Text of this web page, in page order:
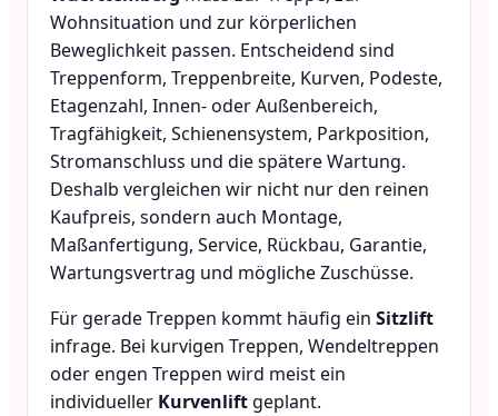
Wohnsituation und zur körperlichen
Beweglichkeit passen. Entscheidend sind
Treppenform, Treppenbreite, Kurven, Podeste,
Etagenzahl, Innen- oder Außenbereich,
Tragfähigkeit, Schienensystem, Parkposition,
Stromanschluss und die spätere Wartung.
Deshalb vergleichen wir nicht nur den reinen
Kaufpreis, sondern auch Montage,
Maßanfertigung, Service, Rückbau, Garantie,
Wartungsvertrag und mögliche Zuschüsse.
Für gerade Treppen kommt häufig ein Sitzlift
infrage. Bei kurvigen Treppen, Wendeltreppen
oder engen Treppen wird meist ein
individueller Kurvenlift geplant.